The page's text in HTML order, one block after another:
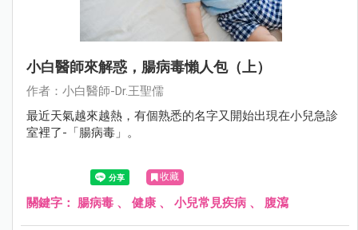
小白醫師來解惑，腸病毒懶人包（上）
作者：小白醫師-Dr.王聖儒
最近天氣越來越熱，有個熟悉的名字又開始出現在小兒急診
室裡了-「腸病毒」。
收藏
關鍵字： 腸病毒 、 健康 、 小兒常見疾病 、 腹瀉